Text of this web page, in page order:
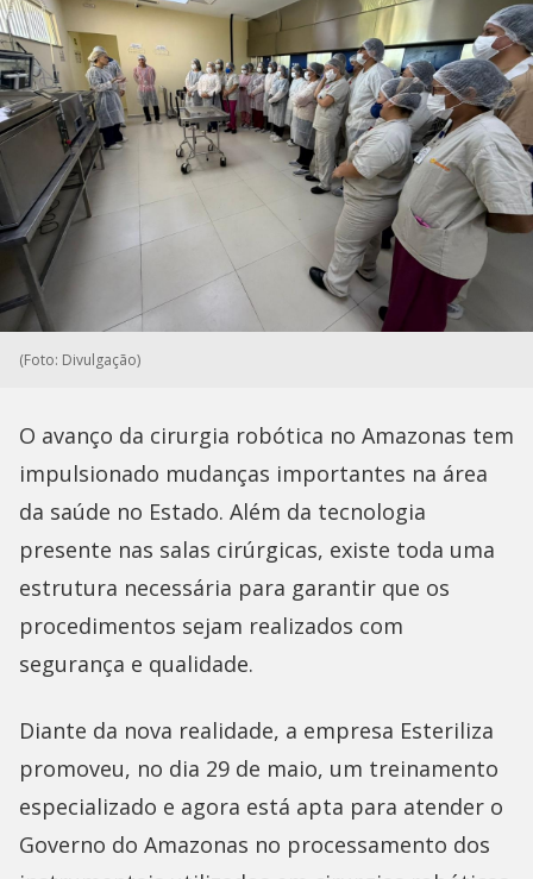
(Foto: Divulgação)
O avanço da cirurgia robótica no Amazonas tem
impulsionado mudanças importantes na área
da saúde no Estado. Além da tecnologia
presente nas salas cirúrgicas, existe toda uma
estrutura necessária para garantir que os
procedimentos sejam realizados com
segurança e qualidade.
Diante da nova realidade, a empresa Esteriliza
promoveu, no dia 29 de maio, um treinamento
especializado e agora está apta para atender o
Governo do Amazonas no processamento dos